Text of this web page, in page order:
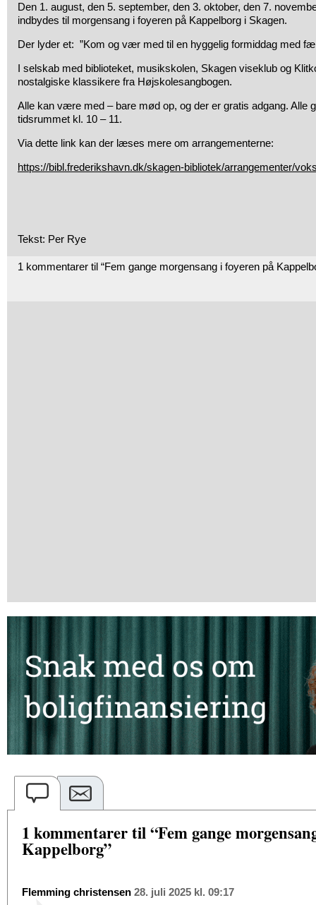
Den 1. august, den 5. september, den 3. oktober, den 7.
indbydes til morgensang i foyeren på Kappelborg i Skagen.
Der lyder et: ”Kom og vær med til en hyggelig formiddag med
I selskab med biblioteket, musikskolen, Skagen viseklub og
nostalgiske klassikere fra Højskolesangbogen.
Alle kan være med – bare mød op, og der er gratis adgang. Alle
tidsrummet kl. 10 – 11.
Via dette link kan der læses mere om arrangementerne:
https://bibl.frederikshavn.dk/skagen-bibliotek/arrangementer/
Tekst: Per Rye
1 kommentarer til “Fem gange morgensang i foyeren på
1 kommentarer til “Fem gange
Kappelborg”
Flemming christensen 28. juli 2025 kl. 09:17